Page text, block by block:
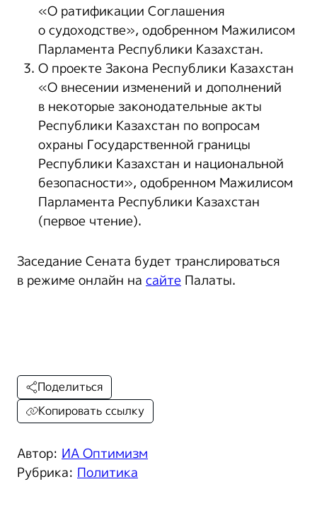
«О ратификации Соглашения
о судоходстве», одобренном Мажилисом
Парламента Республики Казахстан.
О проекте Закона Республики Казахстан
«О внесении изменений и дополнений
в некоторые законодательные акты
Республики Казахстан по вопросам
охраны Государственной границы
Республики Казахстан и национальной
безопасности», одобренном Мажилисом
Парламента Республики Казахстан
(первое чтение).
Заседание Сената будет транслироваться
в режиме онлайн на сайте Палаты.
Автор: ИА Оптимизм
Рубрика: Политика
Поделиться
Копировать ссылку